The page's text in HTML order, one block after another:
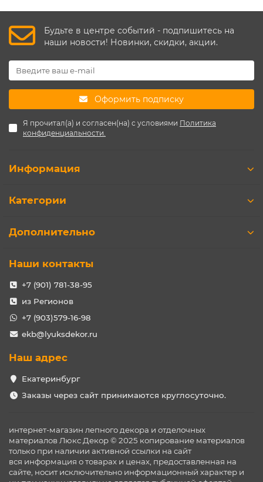
Будьте в центре событий - подпишитесь на
наши новости! Новинки, скидки, акции.
Оформить подписку
Я прочитал(а) и согласен(на) с условиями Политика
конфиденциальности.
Информация
Категории
Дополнительно
Наши контакты
+7 (901) 781-38-95
из Регионов
+7 (903)579-16-98
ekb@lyuksdekor.ru
Наш адрес
Екатеринбург
Заказы через сайт принимаются круглосуточно.
интернет-магазин лепного декора и отделочных
материалов Люкс Декор © 2025 копирование материалов
только при наличии активной ссылки на сайт
вся информация о товарах и ценах, предоставленная на
сайте, носит исключительно информационный характер и